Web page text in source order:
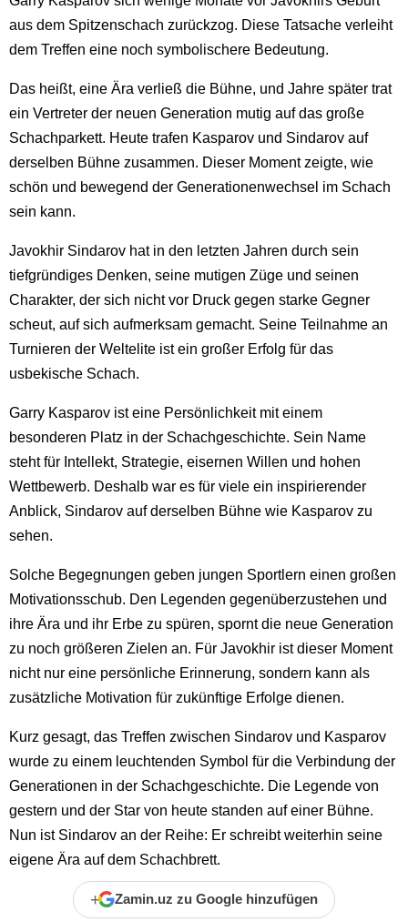
aus dem Spitzenschach zurückzog. Diese Tatsache verleiht
dem Treffen eine noch symbolischere Bedeutung.
Das heißt, eine Ära verließ die Bühne, und Jahre später trat
ein Vertreter der neuen Generation mutig auf das große
Schachparkett. Heute trafen Kasparov und Sindarov auf
derselben Bühne zusammen. Dieser Moment zeigte, wie
schön und bewegend der Generationenwechsel im Schach
sein kann.
Javokhir Sindarov hat in den letzten Jahren durch sein
tiefgründiges Denken, seine mutigen Züge und seinen
Charakter, der sich nicht vor Druck gegen starke Gegner
scheut, auf sich aufmerksam gemacht. Seine Teilnahme an
Turnieren der Weltelite ist ein großer Erfolg für das
usbekische Schach.
Garry Kasparov ist eine Persönlichkeit mit einem
besonderen Platz in der Schachgeschichte. Sein Name
steht für Intellekt, Strategie, eisernen Willen und hohen
Wettbewerb. Deshalb war es für viele ein inspirierender
Anblick, Sindarov auf derselben Bühne wie Kasparov zu
sehen.
Solche Begegnungen geben jungen Sportlern einen großen
Motivationsschub. Den Legenden gegenüberzustehen und
ihre Ära und ihr Erbe zu spüren, spornt die neue Generation
zu noch größeren Zielen an. Für Javokhir ist dieser Moment
nicht nur eine persönliche Erinnerung, sondern kann als
zusätzliche Motivation für zukünftige Erfolge dienen.
Kurz gesagt, das Treffen zwischen Sindarov und Kasparov
wurde zu einem leuchtenden Symbol für die Verbindung der
Generationen in der Schachgeschichte. Die Legende von
gestern und der Star von heute standen auf einer Bühne.
Nun ist Sindarov an der Reihe: Er schreibt weiterhin seine
eigene Ära auf dem Schachbrett.
+ Zamin.uz zu Google hinzufügen